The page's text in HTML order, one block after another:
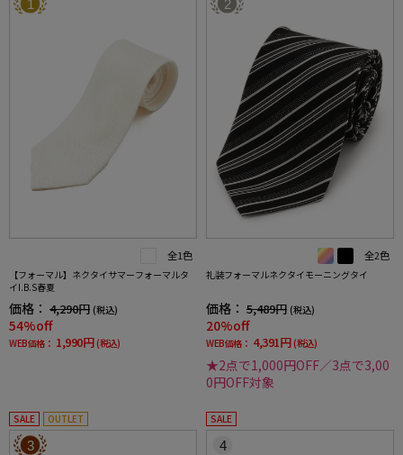
1
全1色
【フォーマル】ネクタイサマーフォーマルタ
イI.B.S春夏
価格： 4,290円 (税込)
54%off
WEB価格： 1,990円 (税込)
2
全2色
礼装フォーマルネクタイモーニングタイ
価格： 5,489円 (税込)
20%off
WEB価格： 4,391円 (税込)
★2点で1,000円OFF／3点で3,00
0円OFF対象
SALE OUTLET
3
SALE
4